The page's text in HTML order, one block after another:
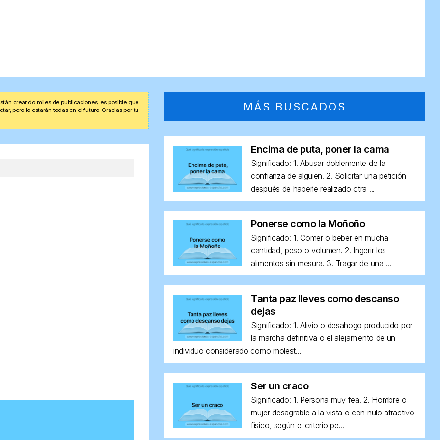
creando miles de publicaciones, es posible que
pero lo estarán todas en el futuro. Gracias por tu
MÁS BUSCADOS
Encima de puta, poner la cama
Significado: 1. Abusar doblemente de la
confianza de alguien. 2. Solicitar una petición
después de haberle realizado otra ...
Ponerse como la Moñoño
Significado: 1. Comer o beber en mucha
cantidad, peso o volumen. 2. Ingerir los
alimentos sin mesura. 3. Tragar de una ...
Tanta paz lleves como descanso
dejas
Significado: 1. Alivio o desahogo producido por
la marcha definitiva o el alejamiento de un
individuo considerado como molest...
Ser un craco
Significado: 1. Persona muy fea. 2. Hombre o
mujer desagrable a la vista o con nulo atractivo
físico, según el criterio pe...